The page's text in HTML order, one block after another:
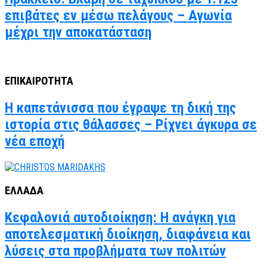
επιβάτες εν μέσω πελάγους – Αγωνία
μέχρι την αποκατάσταση
ΕΠΙΚΑΙΡΟΤΗΤΑ
Η καπετάνισσα που έγραψε τη δική της
ιστορία στις θάλασσες – Ρίχνει άγκυρα σε
νέα εποχή
ΕΛΛΑΔΑ
Κεφαλονιά αυτοδιοίκηση: Η ανάγκη για
αποτελεσματική διοίκηση, διαφάνεια και
λύσεις στα προβλήματα των πολιτών